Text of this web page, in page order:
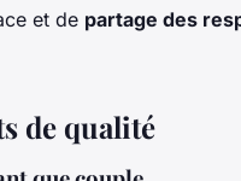
et de partage des
de qualité